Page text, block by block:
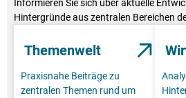
Informieren Sie sich über aktuelle
Hintergründe aus zentralen Bereichen
Themenwelt
Praxisnahe Beiträge zu
zentralen Themen rund um